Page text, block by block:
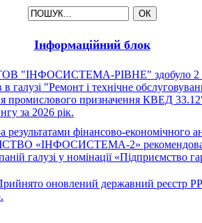
Інформаційний блок
"ІНФОСИСТЕМА-РІВНЕ" здобуло 2
в галузі "Ремонт і технічне
промислового призначення КВЕД
за 2026 рік.
результатами фінансово-економічного
«ІНФОСИСТЕМА-2»
галузі у номінації «Підприємство
оновлений державний реєстр